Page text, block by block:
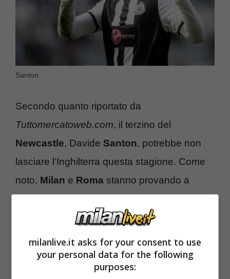
Santon
Secondo quanto riportato da
Tuttomercatoweb.com, il terzino del
Newcastle, Davide Santon, potrebbe non
lasciare l’Inghilterra questa stagione. Come
noto, Milan e Roma stanno provando a
riportare il giocatore in Italia, ma i costi
dell’operazione sembrano essere troppo alti.
League e da diverso tempo è un punto fermo
della formazione bianconera. Sembra quindi
milanlive.it asks for your consent to use
your personal data for the following
purposes: